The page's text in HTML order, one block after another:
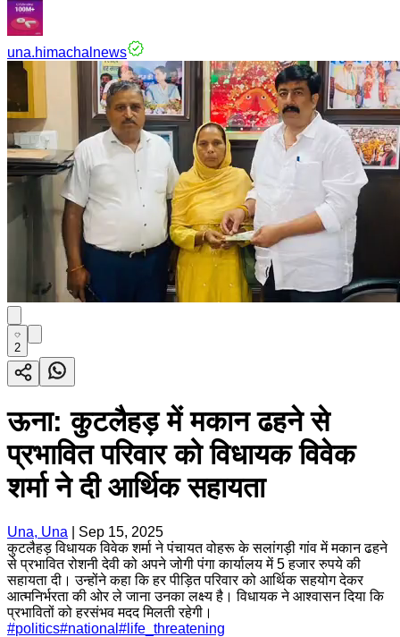
una.himachalnews
2
ऊना: कुटलैहड़ में मकान ढहने से
प्रभावित परिवार को विधायक विवेक
शर्मा ने दी आर्थिक सहायता
Una, Una
Sep 15, 2025
कुटलैहड़ विधायक विवेक शर्मा ने पंचायत वोहरू के सलांगड़ी गांव में मकान ढहने
से प्रभावित रोशनी देवी को अपने जोगी पंगा कार्यालय में 5 हजार रुपये की
सहायता दी। उन्होंने कहा कि हर पीड़ित परिवार को आर्थिक सहयोग देकर
आत्मनिर्भरता की ओर ले जाना उनका लक्ष्य है। विधायक ने आश्वासन दिया कि
प्रभावितों को हरसंभव मदद मिलती रहेगी।
#politics#national # life_threatening